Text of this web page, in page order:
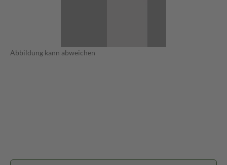
Abbildung kann abweichen